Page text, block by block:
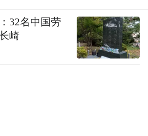
32名中国劳
崎